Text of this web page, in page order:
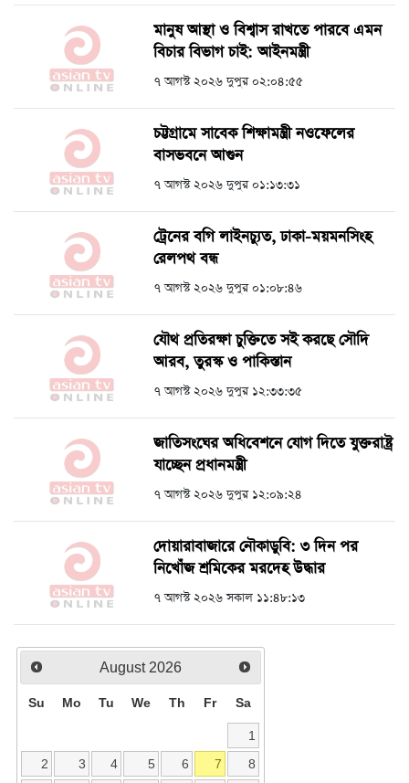
মানুষ আস্থা ও বিশ্বাস রাখতে পারবে এমন
বিচার বিভাগ চাই: আইনমন্ত্রী
৭ আগস্ট ২০২৬ দুপুর ০২:০৪:৫৫
চট্টগ্রামে সাবেক শিক্ষামন্ত্রী নওফেলের
বাসভবনে আগুন
৭ আগস্ট ২০২৬ দুপুর ০১:১৩:৩১
ট্রেনের বগি লাইনচ্যুত, ঢাকা-ময়মনসিংহ
রেলপথ বন্ধ
৭ আগস্ট ২০২৬ দুপুর ০১:০৮:৪৬
যৌথ প্রতিরক্ষা চুক্তিতে সই করছে সৌদি
আরব, তুরস্ক ও পাকিস্তান
৭ আগস্ট ২০২৬ দুপুর ১২:৩৩:৩৫
জাতিসংঘের অধিবেশনে যোগ দিতে যুক্তরাষ্ট্র
যাচ্ছেন প্রধানমন্ত্রী
৭ আগস্ট ২০২৬ দুপুর ১২:০৯:২৪
দোয়ারাবাজারে নৌকাডুবি: ৩ দিন পর
নিখোঁজ শ্রমিকের মরদেহ উদ্ধার
৭ আগস্ট ২০২৬ সকাল ১১:৪৮:১৩
August 2026
Su Mo Tu We Th Fr Sa
1
2
3 4 5 6 7
8